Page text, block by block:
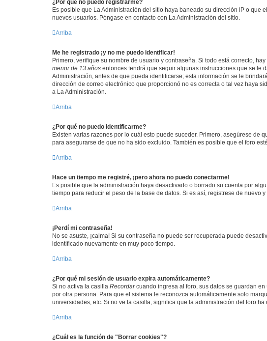
¿Por qué no puedo registrarme?
Es posible que La Administración del sitio haya baneado su dirección IP o
nuevos usuarios. Póngase en contacto con La Administración del sitio.
Arriba
Me he registrado ¡y no me puedo identificar!
Primero, verifique su nombre de usuario y contraseña. Si todo está correcto,
menor de 13 años entonces tendrá que seguir algunas instrucciones que se le
Administración, antes de que pueda identificarse; esta información se le
dirección de correo electrónico que proporcionó no es correcta o tal vez haya
a La Administración.
Arriba
¿Por qué no puedo identificarme?
Existen varias razones por lo cuál esto puede suceder. Primero, asegúrese de
para asegurarse de que no ha sido excluido. También es posible que el foro
Arriba
Hace un tiempo me registré, ¡pero ahora no puedo conectarme!
Es posible que la administración haya desactivado o borrado su cuenta por
tiempo para reducir el peso de la base de datos. Si es así, registrese de nuevo
Arriba
¡Perdí mi contraseña!
No se asuste, ¡calma! Si su contraseña no puede ser recuperada puede
identificado nuevamente en muy poco tiempo.
Arriba
¿Por qué mi sesión de usuario expira automáticamente?
Si no activa la casilla Recordarcuando ingresa al foro, sus datos se guardan
por otra persona. Para que el sistema le reconozca automáticamente solo
universidades, etc. Si no ve la casilla, significa que la administración del foro
Arriba
¿Cuál es la función de "Borrar cookies"?